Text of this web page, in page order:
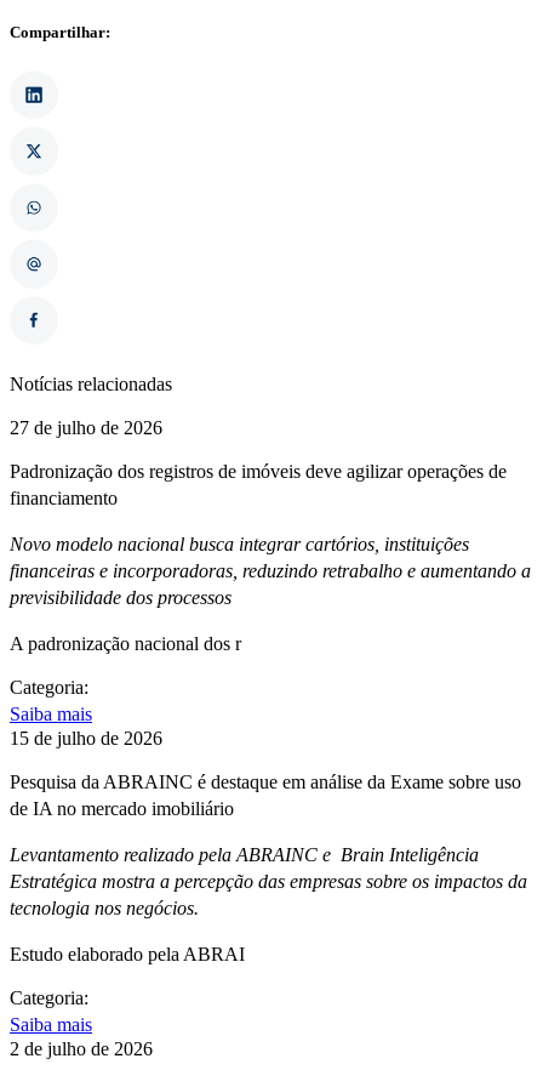
Compartilhar:
Notícias relacionadas
27 de julho de 2026
Padronização dos registros de imóveis deve agilizar operações de
financiamento
Novo modelo nacional busca integrar cartórios, instituições
financeiras e incorporadoras, reduzindo retrabalho e aumentando a
previsibilidade dos processos
A padronização nacional dos r
Categoria:
Saiba mais
15 de julho de 2026
Pesquisa da ABRAINC é destaque em análise da Exame sobre uso
de IA no mercado imobiliário
Levantamento realizado pela ABRAINC e Brain Inteligência
Estratégica mostra a percepção das empresas sobre os impactos da
tecnologia nos negócios.
Estudo elaborado pela ABRAI
Categoria:
Saiba mais
2 de julho de 2026